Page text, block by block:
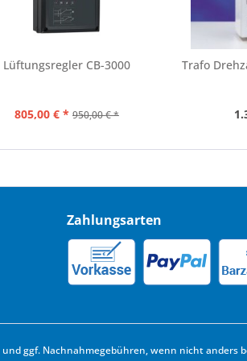
Lüftungsregler CB-3000
805,00 € * 950,00 € *
Trafo
Zahlungsarten
und ggf. Nachnahmegebühren, wenn nicht anders